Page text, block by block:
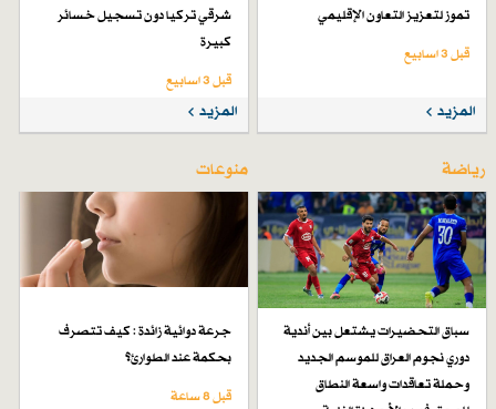
تموز لتعزيز التعاون الإقليمي
قبل 3 اسابیع
المزيد
شرقي تركيا دون تسجيل خسائر
كبيرة
قبل 3 اسابیع
المزيد
رياضة
سباق التحضيرات يشتعل بين أندية
دوري نجوم العراق للموسم الجديد
وحملة تعاقدات واسعة النطاق
منوعات
جرعة دوائية زائدة : كيف تتصرف
بحكمة عند الطوارئ؟
قبل 8 ساعة